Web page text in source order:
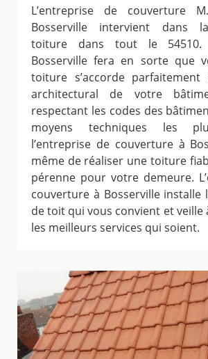
L’entreprise de couverture
Bosserville intervient dans
toiture dans tout le 54510.
Bosserville fera en sorte que
toiture s’accorde
architectural de votre
respectant les codes des
moyens techniques les
l’entreprise de couverture à
même de réaliser une toiture
pérenne pour votre demeure.
couverture à Bosserville installe
de toit qui vous convient et
les meilleurs services qui soient.